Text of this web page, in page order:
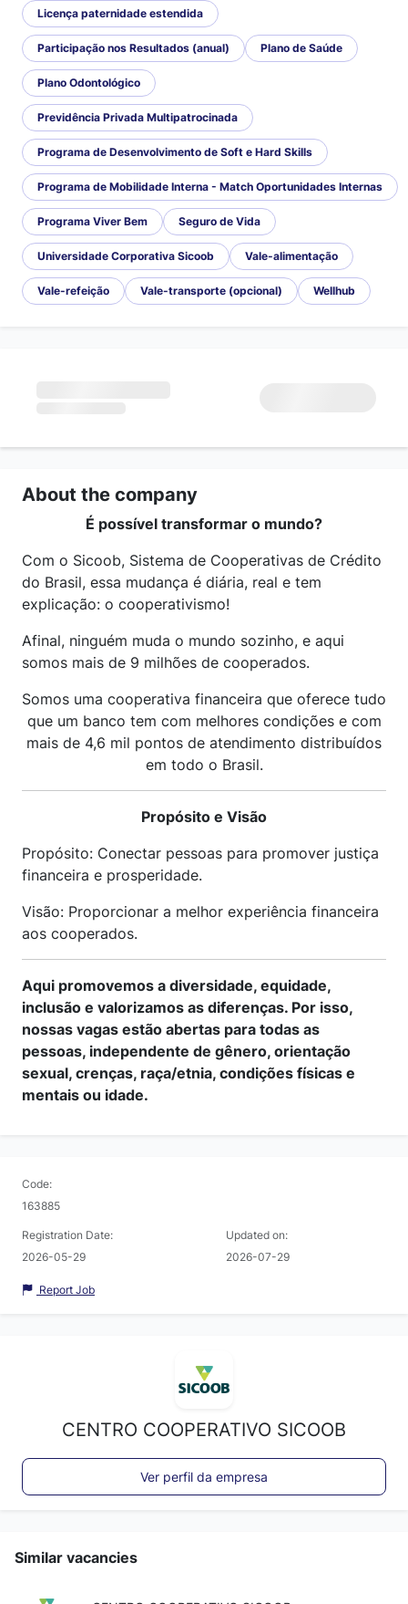
Licença paternidade estendida
Participação nos Resultados (anual) Plano de Saúde
Plano Odontológico
Previdência Privada Multipatrocinada
Programa de Desenvolvimento de Soft e Hard Skills
Programa de Mobilidade Interna - Match Oportunidades Internas
Programa Viver Bem Seguro de Vida
Universidade Corporativa Sicoob Vale-alimentação
Vale-refeição Vale-transporte (opcional) Wellhub
About the company
É possível transformar o mundo?
Com o Sicoob, Sistema de Cooperativas de Crédito
do Brasil, essa mudança é diária, real e tem
explicação: o cooperativismo!
Afinal, ninguém muda o mundo sozinho, e aqui
somos mais de 9 milhões de cooperados.
Somos uma cooperativa financeira que oferece tudo
que um banco tem com melhores condições e com
mais de 4,6 mil pontos de atendimento distribuídos
em todo o Brasil.
Propósito e Visão
Propósito: Conectar pessoas para promover justiça
financeira e prosperidade.
Visão: Proporcionar a melhor experiência financeira
aos cooperados.
Aqui promovemos a diversidade, equidade,
inclusão e valorizamos as diferenças. Por isso,
nossas vagas estão abertas para todas as
pessoas, independente de gênero, orientação
sexual, crenças, raça/etnia, condições físicas e
mentais ou idade.
Code:
163885
Registration Date:
2026-05-29
Updated on:
2026-07-29
Report Job
CENTRO COOPERATIVO SICOOB
Ver perfil da empresa
Similar vacancies